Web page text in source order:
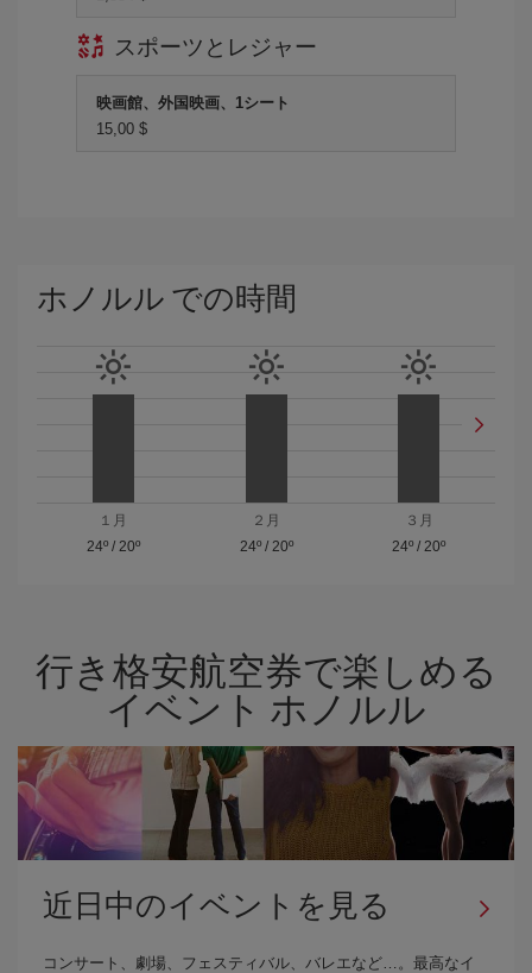
スポーツとレジャー
映画館、外国映画、1シート
15,00 $
ホノルル での時間
１月
24º/ 20º
２月
24º/ 20º
３月
24º / 20º
行き格安航空券で楽しめる
イベント ホノルル
近日中のイベントを見る
コンサート、劇場、フェスティバル、バレエなど…。最高なイ